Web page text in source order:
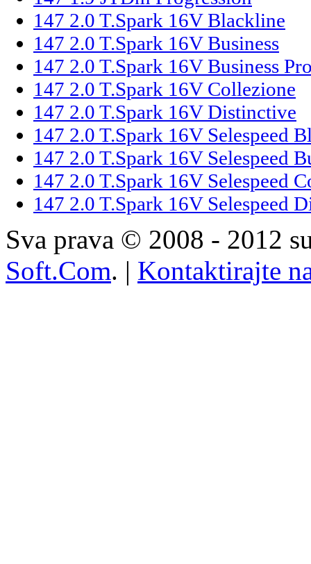
147 2.0 T.Spark 16V Blackline
147 2.0 T.Spark 16V Business
147 2.0 T.Spark 16V Business
147 2.0 T.Spark 16V Collezione
147 2.0 T.Spark 16V Distinctive
147 2.0 T.Spark 16V Selespeed
147 2.0 T.Spark 16V Selespeed
147 2.0 T.Spark 16V Selespeed
147 2.0 T.Spark 16V Selespeed
Sva prava © 2008 - 2012
Soft.Com. | Kontaktirajte